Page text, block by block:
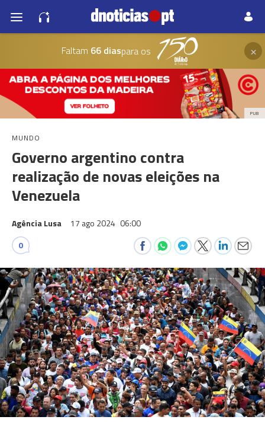
Faltam 66 diaspara os ×
PUB
MUNDO
Governo argentino contra
realização de novas eleições na
Venezuela
Agência Lusa 17 ago 2024 06:00
0